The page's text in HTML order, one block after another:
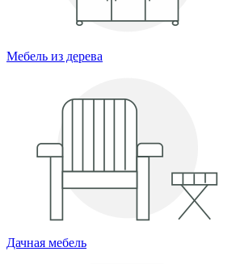
Мебель из дерева
Дачная мебель